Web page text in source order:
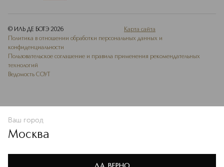
Политике конфиденциальности
© ИЛЬ ДЕ БОТЭ 2026
Карта сайта
Политика в отношении обработки персональных данных и
конфиденциальности
Пользовательское соглашение и правила применения рекомендательных
технологий
Ведомость СОУТ
Ваш город
Москва